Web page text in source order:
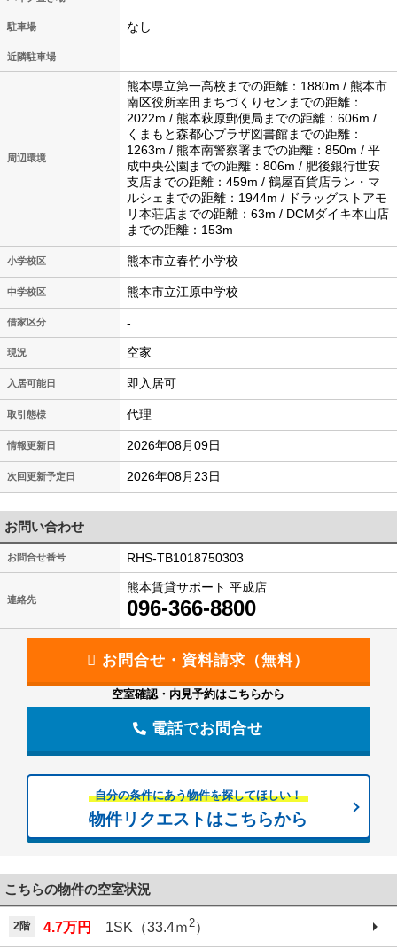
駐車場 なし
近隣駐車場
周辺環境
熊本県立第一高校までの距離：1880m / 熊本市
南区役所幸田まちづくりセンまでの距離：
2022m / 熊本萩原郵便局までの距離：606m /
くまもと森都心プラザ図書館までの距離：
1263m / 熊本南警察署までの距離：850m / 平
成中央公園までの距離：806m / 肥後銀行世安
支店までの距離：459m / 鶴屋百貨店ラン・マ
ルシェまでの距離：1944m / ドラッグストアモ
リ本荘店までの距離：63m / DCMダイキ本山店
までの距離：153m
小学校区 熊本市立春竹小学校
中学校区 熊本市立江原中学校
借家区分 -
現況 空家
入居可能日 即入居可
取引態様 代理
情報更新日 2026年08月09日
次回更新予定日 2026年08月23日
お問い合わせ
お問合せ番号 RHS-TB1018750303
連絡先
熊本賃貸サポート 平成店
096-366-8800
空室確認・内見予約はこちらから
電話でお問合せ
自分の条件にあう物件を探してほしい！
物件リクエストはこちらから
こちらの物件の空室状況
2階 4.7万円 1SK（33.4ｍ2）